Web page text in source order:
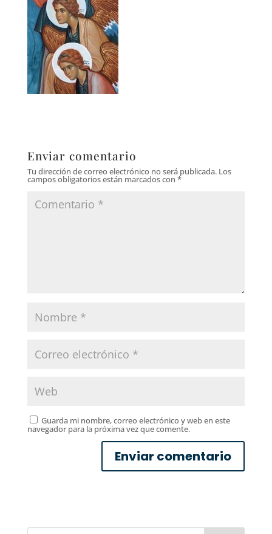
Enviar comentario
Tu dirección de correo electrónico no será publicada. Los
campos obligatorios están marcados con *
Guarda mi nombre, correo electrónico y web en este
navegador para la próxima vez que comente.